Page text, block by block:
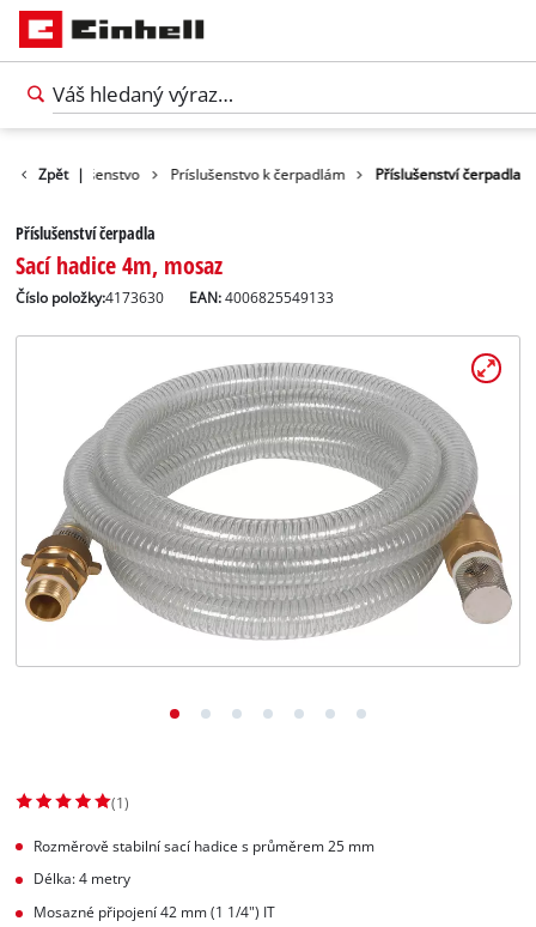
Slovenský
SK Slovenský
English
Zpět |
príslušenstvo Príslušenstvo k čerpadlám Příslušenství čerpadla
Příslušenství čerpadla
Sací hadice 4m, mosaz
Číslo položky:4173630 EAN:4006825549133
(1)
Rozměrově stabilní sací hadice s průměrem 25 mm
Délka: 4 metry
Mosazné připojení 42 mm (1 1/4") IT